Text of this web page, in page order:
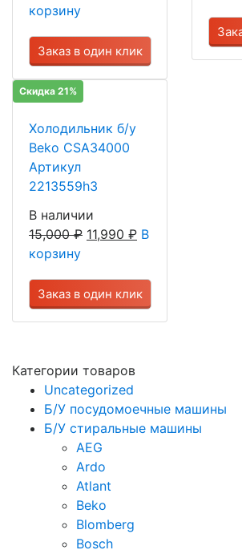
корзину
Заказ в один клик
Скидка 21%
Холодильник б/у
Beko CSA34000
Артикул
2213559h3
В наличии
15,000₽ 11,990 ₽ В
корзину
Заказ в один клик
Категории товаров
Uncategorized
Б/У посудомоечные машины
Б/У стиральные машины
AEG
Ardo
Atlant
Beko
Blomberg
Bosch